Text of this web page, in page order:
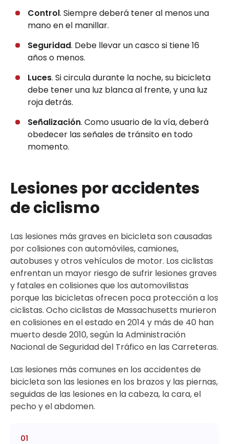
Control. Siempre deberá tener al menos una
mano en el manillar.
Seguridad. Debe llevar un casco si tiene 16
años o menos.
Luces. Si circula durante la noche, su bicicleta
debe tener una luz blanca al frente, y una luz
roja detrás.
Señalización. Como usuario de la vía, deberá
obedecer las señales de tránsito en todo
momento.
Lesiones por accidentes
de ciclismo
Las lesiones más graves en bicicleta son causadas
por colisiones con automóviles, camiones,
autobuses y otros vehículos de motor. Los ciclistas
enfrentan un mayor riesgo de sufrir lesiones graves
y fatales en colisiones que los automovilistas
porque las bicicletas ofrecen poca protección a los
ciclistas. Ocho ciclistas de Massachusetts murieron
en colisiones en el estado en 2014 y más de 40 han
muerto desde 2010, según la Administración
Nacional de Seguridad del Tráfico en las Carreteras.
Las lesiones más comunes en los accidentes de
bicicleta son las lesiones en los brazos y las piernas,
seguidas de las lesiones en la cabeza, la cara, el
pecho y el abdomen.